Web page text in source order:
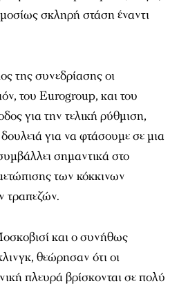
σκληρή στάση έναντι
της συνεδρίασης οι
του Eurogroup, και του
για την τελική ρύθμιση,
για να φτάσουμε σε μια
σημαντικά στο
των κόκκινων
τραπεζών.
και ο συνήθως
θεώρησαν ότι οι
πλευρά βρίσκονται σε πολύ